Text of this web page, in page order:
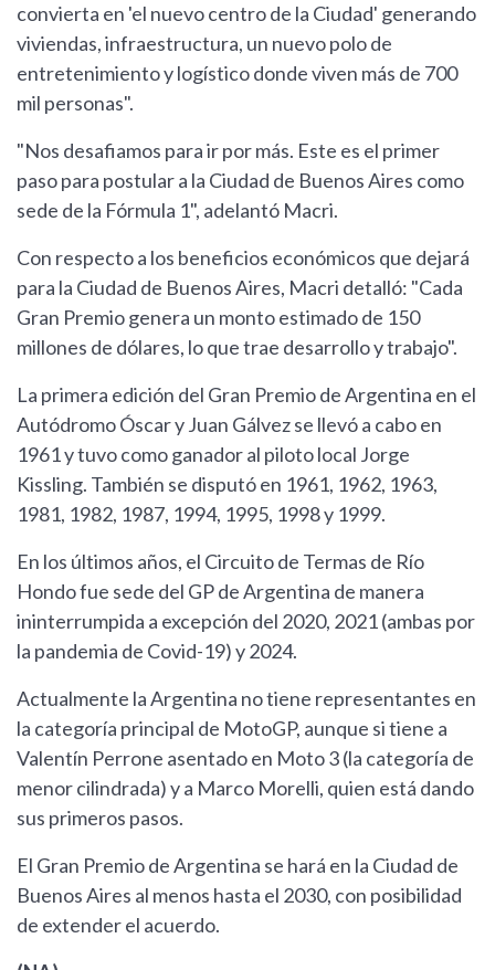
convierta en 'el nuevo centro de la Ciudad' generando
viviendas, infraestructura, un nuevo polo de
entretenimiento y logístico donde viven más de 700
mil personas".
"Nos desafiamos para ir por más. Este es el primer
paso para postular a la Ciudad de Buenos Aires como
sede de la Fórmula 1", adelantó Macri.
Con respecto a los beneficios económicos que dejará
para la Ciudad de Buenos Aires, Macri detalló: "Cada
Gran Premio genera un monto estimado de 150
millones de dólares, lo que trae desarrollo y trabajo".
La primera edición del Gran Premio de Argentina en el
Autódromo Óscar y Juan Gálvez se llevó a cabo en
1961 y tuvo como ganador al piloto local Jorge
Kissling. También se disputó en 1961, 1962, 1963,
1981, 1982, 1987, 1994, 1995, 1998 y 1999.
En los últimos años, el Circuito de Termas de Río
Hondo fue sede del GP de Argentina de manera
ininterrumpida a excepción del 2020, 2021 (ambas por
la pandemia de Covid-19) y 2024.
Actualmente la Argentina no tiene representantes en
la categoría principal de MotoGP, aunque si tiene a
Valentín Perrone asentado en Moto 3 (la categoría de
menor cilindrada) y a Marco Morelli, quien está dando
sus primeros pasos.
El Gran Premio de Argentina se hará en la Ciudad de
Buenos Aires al menos hasta el 2030, con posibilidad
de extender el acuerdo.